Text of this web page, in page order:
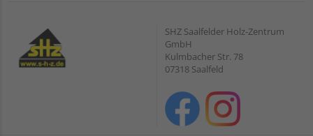
SHZ Saalfelder Holz-Zentrum
GmbH
Kulmbacher Str. 78
07318 Saalfeld